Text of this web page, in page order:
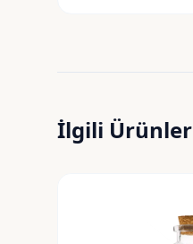
İlgili Ürünler